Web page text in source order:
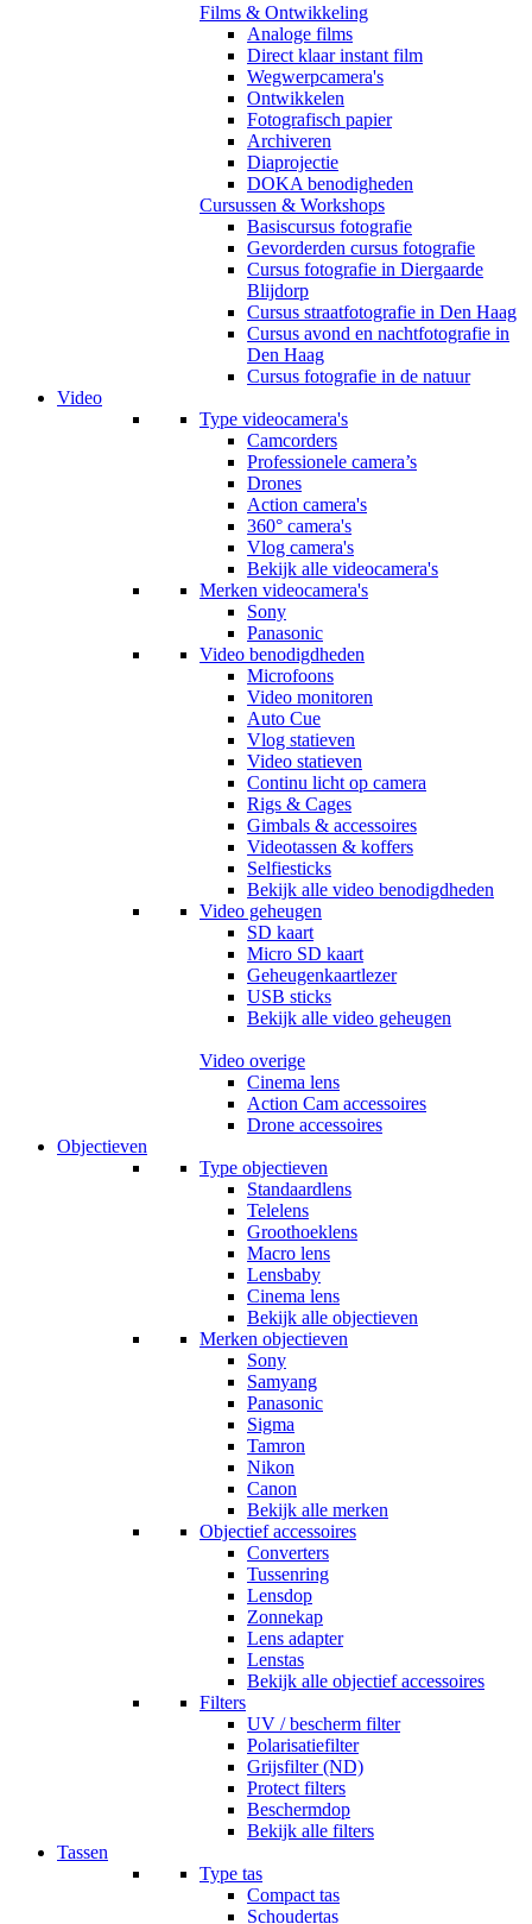
Films & Ontwikkeling
Analoge films
Direct klaar instant film
Wegwerpcamera's
Ontwikkelen
Fotografisch papier
Archiveren
Diaprojectie
DOKA benodigheden
Cursussen & Workshops
Basiscursus fotografie
Gevorderden cursus fotografie
Cursus fotografie in Diergaarde
Blijdorp
Cursus straatfotografie in Den Haag
Cursus avond en nachtfotografie in
Den Haag
Cursus fotografie in de natuur
Video
Type videocamera's
Camcorders
Professionele camera’s
Drones
Action camera's
360° camera's
Vlog camera's
Bekijk alle videocamera's
Merken videocamera's
Sony
Panasonic
Video benodigdheden
Microfoons
Video monitoren
Auto Cue
Vlog statieven
Video statieven
Continu licht op camera
Rigs & Cages
Gimbals & accessoires
Videotassen & koffers
Selfiesticks
Bekijk alle video benodigdheden
Video geheugen
SD kaart
Micro SD kaart
Geheugenkaartlezer
USB sticks
Bekijk alle video geheugen
Video overige
Cinema lens
Action Cam accessoires
Drone accessoires
Objectieven
Type objectieven
Standaardlens
Telelens
Groothoeklens
Macro lens
Lensbaby
Cinema lens
Bekijk alle objectieven
Merken objectieven
Sony
Samyang
Panasonic
Sigma
Tamron
Nikon
Canon
Bekijk alle merken
Objectief accessoires
Converters
Tussenring
Lensdop
Zonnekap
Lens adapter
Lenstas
Bekijk alle objectief accessoires
Filters
UV / bescherm filter
Polarisatiefilter
Grijsfilter (ND)
Protect filters
Beschermdop
Bekijk alle filters
Tassen
Type tas
Compact tas
Schoudertas